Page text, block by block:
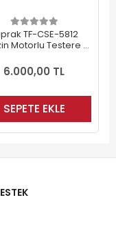
TF-CSE-5812
Motorlu Testere 3
6.000,00 TL
SEPETE EKLE